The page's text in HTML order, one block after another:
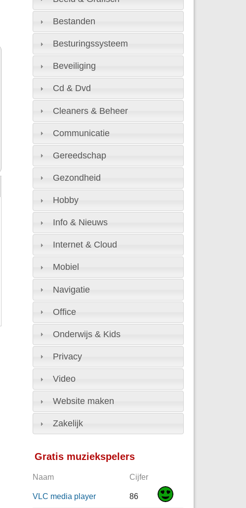
Bestanden
Besturingssysteem
Beveiliging
Cd & Dvd
Cleaners & Beheer
Communicatie
Gereedschap
Gezondheid
Hobby
Info & Nieuws
Internet & Cloud
Mobiel
Navigatie
Office
Onderwijs & Kids
Privacy
Video
Website maken
Zakelijk
Gratis muziekspelers
Naam Cijfer
VLC media player 86